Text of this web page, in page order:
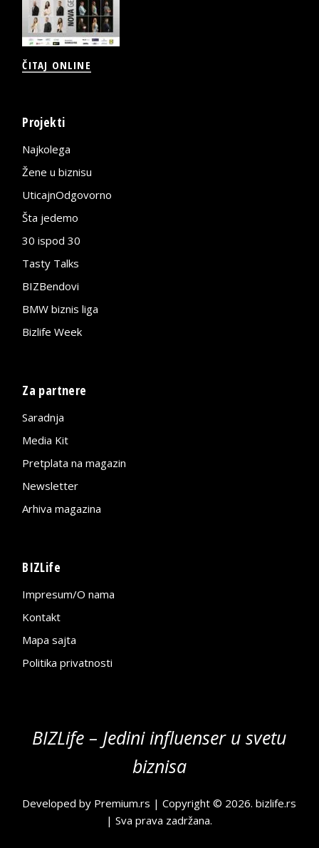
ČITAJ ONLINE
Projekti
Najkolega
Žene u biznisu
UticajnOdgovorno
Šta jedemo
30 ispod 30
Tasty Talks
BIZBendovi
BMW biznis liga
Bizlife Week
Za partnere
Saradnja
Media Kit
Pretplata na magazin
Newsletter
Arhiva magazina
BIZLife
Impresum/O nama
Kontakt
Mapa sajta
Politika privatnosti
BIZLife – Jedini influenser u svetu
biznisa
Developed by Premium.rs | Copyright © 2026.bizlife.rs
| Sva prava zadržana.